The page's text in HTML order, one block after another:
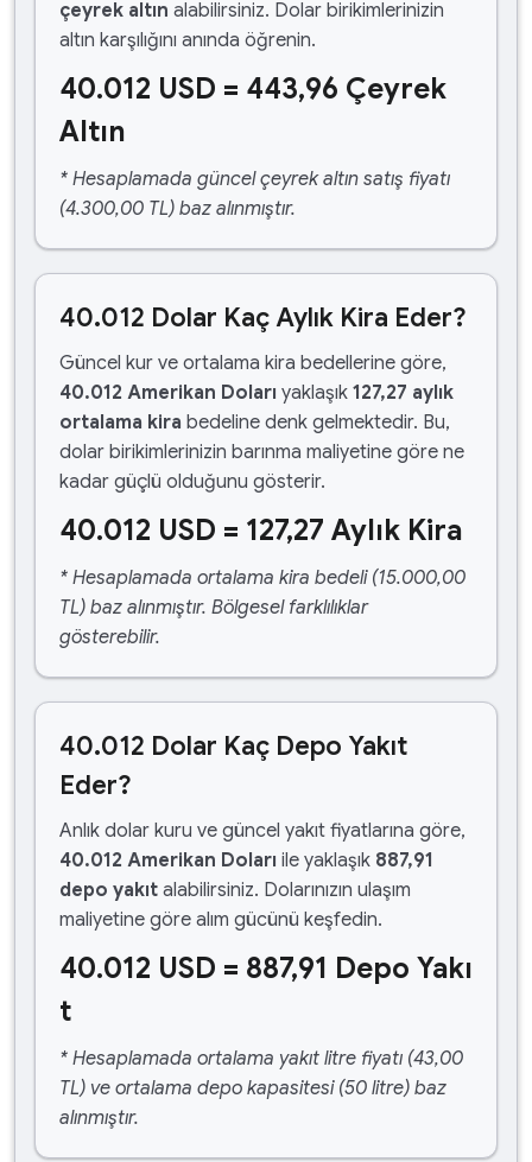
çeyrek altın alabilirsiniz. Dolar birikimlerinizin
altın karşılığını anında öğrenin.
40.012 USD = 443,96 Çeyrek
Altın
* Hesaplamada güncel çeyrek altın satış fiyatı
(4.300,00 TL) baz alınmıştır.
40.012 Dolar Kaç Aylık Kira Eder?
Güncel kur ve ortalama kira bedellerine göre,
40.012 Amerikan Doları yaklaşık 127,27 aylık
ortalama kira bedeline denk gelmektedir. Bu,
dolar birikimlerinizin barınma maliyetine göre ne
kadar güçlü olduğunu gösterir.
40.012 USD = 127,27 Aylık Kira
* Hesaplamada ortalama kira bedeli (15.000,00
TL) baz alınmıştır. Bölgesel farklılıklar
gösterebilir.
40.012 Dolar Kaç Depo Yakıt
Eder?
Anlık dolar kuru ve güncel yakıt fiyatlarına göre,
40.012 Amerikan Doları ile yaklaşık 887,91
depo yakıt alabilirsiniz. Dolarınızın ulaşım
maliyetine göre alım gücünü keşfedin.
40.012 USD = 887,91 Depo Yakı
t
* Hesaplamada ortalama yakıt litre fiyatı (43,00
TL) ve ortalama depo kapasitesi (50 litre) baz
alınmıştır.